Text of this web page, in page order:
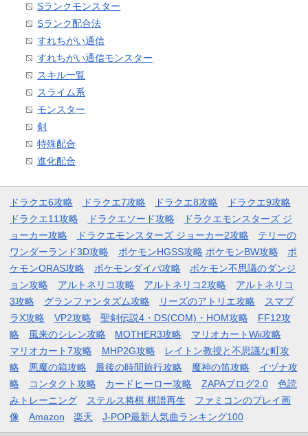
Sランクモンスター
Sランク配合法
すれちがい通信
すれちがい通信モンスター
スキル一覧
スライム系
モンスター
剣
特殊配合
進化配合
ドラクエ6攻略 ドラクエ7攻略 ドラクエ8攻略
ドラクエ9攻略
ドラクエ11攻略
ドラクエソード攻略
ドラクエモンスターズ ジ
ョーカー攻略
ドラクエモンスターズ ジョーカー2攻略
テリーの
ワンダーランド3D攻略
ポケモンHGSS攻略 ポケモンBW攻略
ポ
ケモンORAS攻略
ポケモンダイパ攻略
ポケモン不思議のダンジ
ョン攻略
アルトネリコ攻略 アルトネリコ2攻略
アルトネリコ
3攻略
グランファンタズム攻略 リーズのアトリエ攻略
スマブ
ラX攻略
VP2攻略 聖剣伝説4・DS(COM)・HOM攻略
FF12攻
略
風来のシレン攻略 MOTHER3攻略
マリオカートWii攻略
マリオカート7攻略
MHP2G攻略
レイトン教授と不思議な町攻
略
悪魔の箱攻略 最後の時間旅行攻略 魔神の笛攻略
イヅナ攻
略
コンタクト攻略 カードヒーロー攻略 ZAPAブログ2.0
色読
みトレーニング
ステルス将棋 棋譜再生
ファミコンのプレイ画
像
Amazon 楽天 J-POP最新人気曲ランキング100